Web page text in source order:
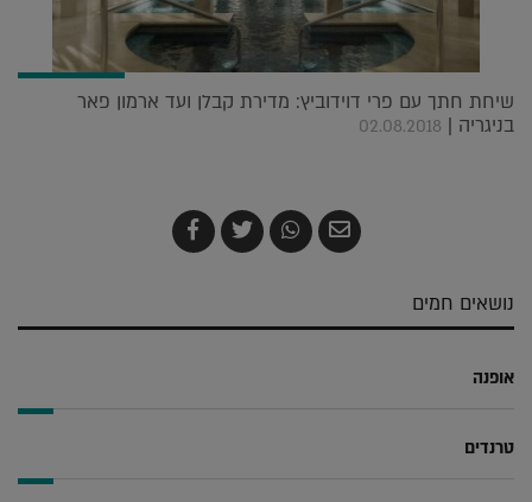
שיחת חתך עם פרי דוידוביץ: מדירת קבלן ועד ארמון פאר
בניגריה | 02.08.2018
שלח
בדואר
שתף
ב-
צייץ
ב-
שתף
ב-
נושאים חמים
אופנה
טרנדים